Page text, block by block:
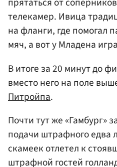
телекамер. Ивица
на фланги, где помогал
мяч, а вот у Младена
В итоге за 20 минут до
вместо него на поле
Питройпа.
Почти тут же «Гамбург»
подачи штрафного едва
скамеек отлетел к
штрафной гостей